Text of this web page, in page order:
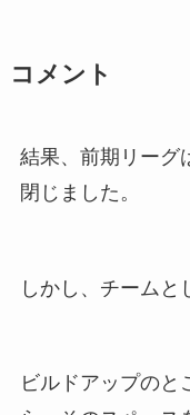
コメント
結果、前期リーグ
閉じました。
しかし、チームと
ビルドアップのと